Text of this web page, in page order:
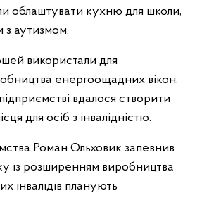
облаштувати кухню для школи,
з аутизмом.
використали для
енергоощадних вікон.
вдалося створити
для осіб з інвалідністю.
Роман Ольховик запевнив
із розширенням виробництва
інвалідів планують